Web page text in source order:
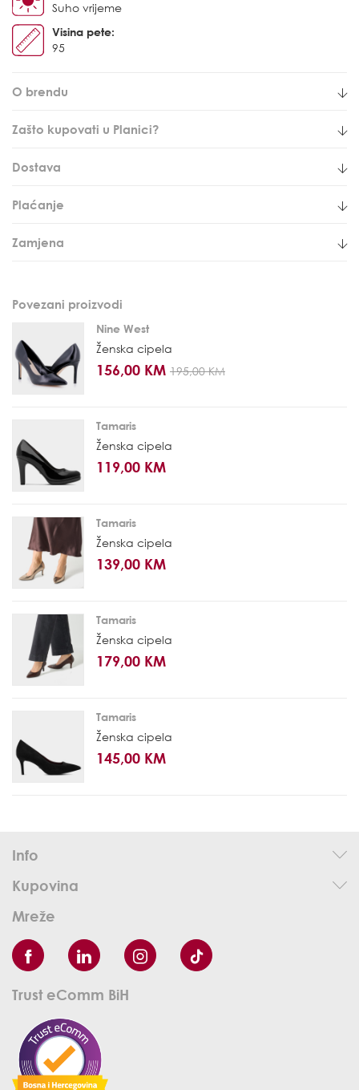
Suho vrijeme
Visina pete:
95
O brendu
Zašto kupovati u Planici?
Dostava
Plaćanje
Zamjena
Povezani proizvodi
Nine West
Ženska cipela
156,00 KM 195,00 KM
Tamaris
Ženska cipela
119,00 KM
Tamaris
Ženska cipela
139,00 KM
Tamaris
Ženska cipela
179,00 KM
Tamaris
Ženska cipela
145,00 KM
Info
Kupovina
Mreže
Trust eComm BiH